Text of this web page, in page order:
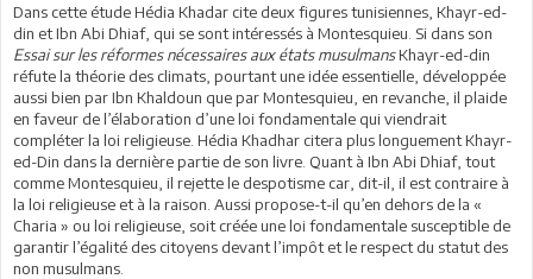
Dans cette étude Hédia Khadar cite deux figures tunisiennes, Khayr-ed-
din et Ibn Abi Dhiaf, qui se sont intéressés à Montesquieu. Si dans son
Essai sur les réformes nécessaires aux états musulmansKhayr-ed-din
réfute la théorie des climats, pourtant une idée essentielle, développée
aussi bien par Ibn Khaldoun que par Montesquieu, en revanche, il plaide
en faveur de l’élaboration d’une loi fondamentale qui viendrait
compléter la loi religieuse. Hédia Khadhar citera plus longuement Khayr-
ed-Din dans la dernière partie de son livre. Quant à Ibn Abi Dhiaf, tout
comme Montesquieu, il rejette le despotisme car, dit-il, il est contraire à
la loi religieuse et à la raison. Aussi propose-t-il qu’en dehors de la «
Charia » ou loi religieuse, soit créée une loi fondamentale susceptible de
garantir l’égalité des citoyens devant l’impôt et le respect du statut des
non musulmans.